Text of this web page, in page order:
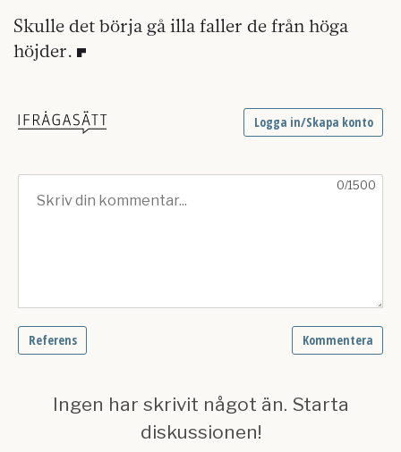
Skulle det börja gå illa faller de från höga
höjder.